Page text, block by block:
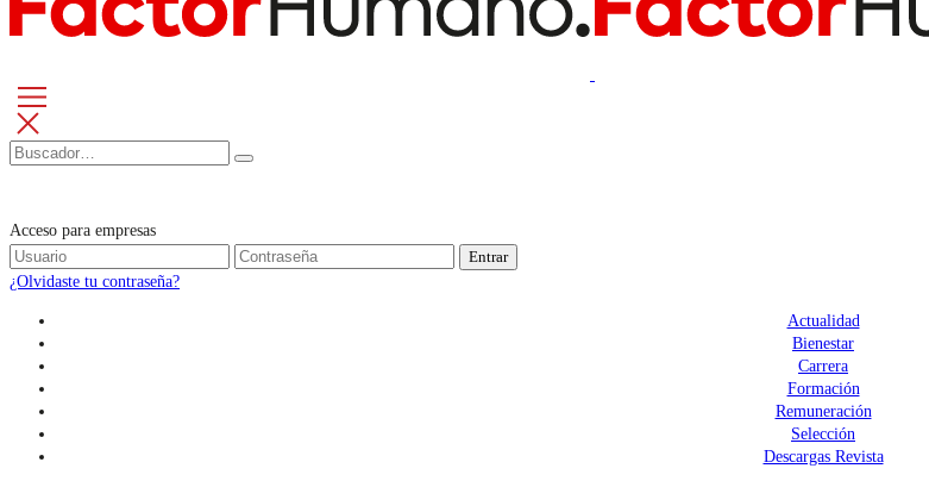
Acceso para empresas
Entrar
¿Olvidaste tu contraseña?
Actualidad
Bienestar
Carrera
Formación
Remuneración
Selección
Descargas Revista